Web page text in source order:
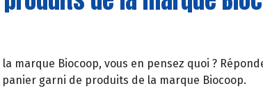
la marque Biocoop, vous en pensez quoi ?
garni de produits de la marque Biocoop.